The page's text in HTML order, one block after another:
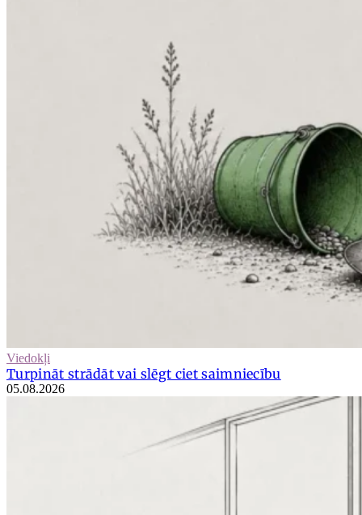
Viedokļi
Turpināt strādāt vai slēgt ciet saimniecību
05.08.2026